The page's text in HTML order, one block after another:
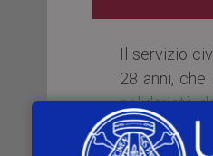
Il servizio
28 anni,
solidarietà,
Attraverso